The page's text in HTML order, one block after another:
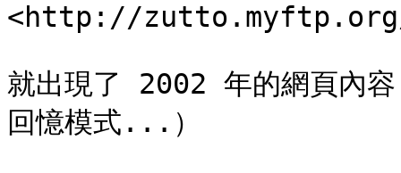
<http://
就出現了 2002 年的網頁內容
回憶模式...）